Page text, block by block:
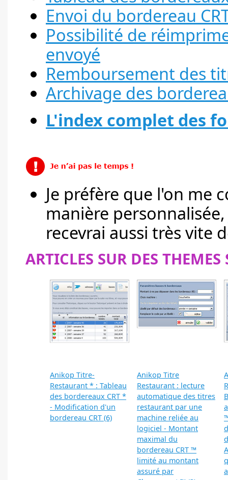
Envoi du bordereau
Possibilité de
envoyé
Remboursement des
Archivage des
L'index complet des
Je préfère que l'on me
manière
recevrai aussi très vite
ARTICLES SUR DES
Anikop Titre-
Restaurant * : Tableau
des bordereaux CRT *
- Modification d'un
bordereau CRT (6)
Anikop Titre
Restaurant : lecture
automatique des titres
restaurant par une
machine reliée au
logiciel - Montant
maximal du
bordereau CRT ™
limité au montant
assuré par